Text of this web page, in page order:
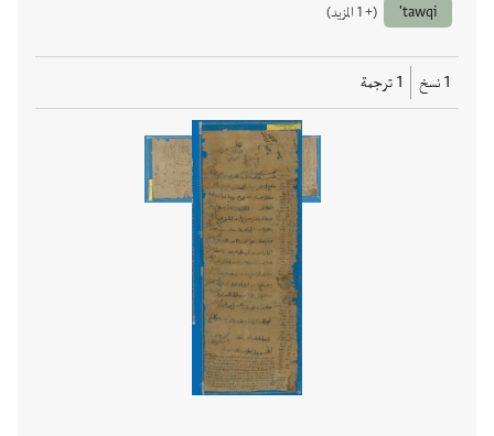
tawqi' (+ 1 المزيد)
1 نسخ 1 ترجمة